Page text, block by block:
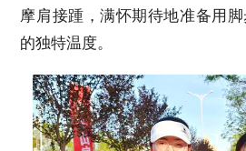
摩肩接踵，满怀期待地准备用
的独特温度。